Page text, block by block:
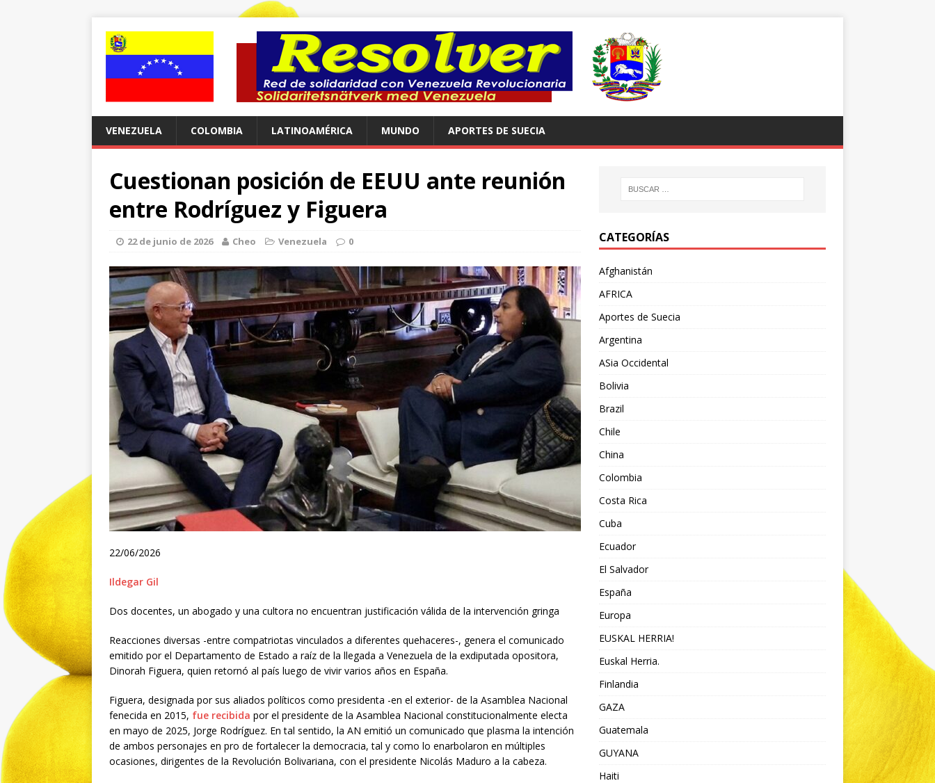
VENEZUELA COLOMBIA LATINOAMÉRICA MUNDO APORTES DE SUECIA
Cuestionan posición de EEUU ante reunión
entre Rodríguez y Figuera
22 de junio de 2026 Cheo Venezuela 0
22/06/2026
Ildegar Gil
Dos docentes, un abogado y una cultora no encuentran justificación válida de la intervención gringa
Reacciones diversas -entre compatriotas vinculados a diferentes quehaceres-, genera el comunicado
emitido por el Departamento de Estado a raíz de la llegada a Venezuela de la exdiputada opositora,
Dinorah Figuera, quien retornó al país luego de vivir varios años en España.
Figuera, designada por sus aliados políticos como presidenta -en el exterior- de la Asamblea Nacional
fenecida en 2015, fue recibida por el presidente de la Asamblea Nacional constitucionalmente electa
en mayo de 2025, Jorge Rodríguez. En tal sentido, la AN emitió un comunicado que plasma la intención
de ambos personajes en pro de fortalecer la democracia, tal y como lo enarbolaron en múltiples
ocasiones, dirigentes de la Revolución Bolivariana, con el presidente Nicolás Maduro a la cabeza.
CATEGORÍAS
Afghanistán
AFRICA
Aportes de Suecia
Argentina
ASia Occidental
Bolivia
Brazil
Chile
China
Colombia
Costa Rica
Cuba
Ecuador
El Salvador
España
Europa
EUSKAL HERRIA!
Euskal Herria.
Finlandia
GAZA
Guatemala
GUYANA
Haiti